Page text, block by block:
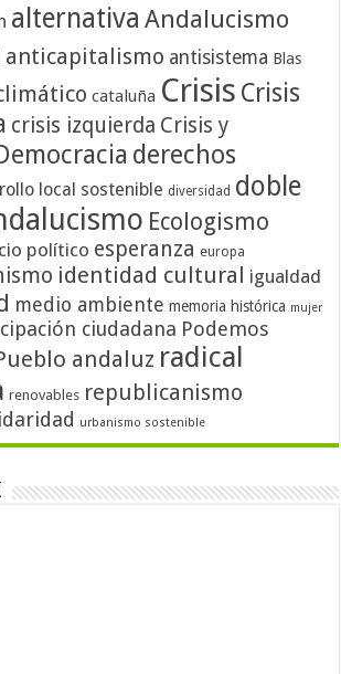
alternativa Andalucismo
anticapitalismo antisistema Blas
cataluña Crisis Crisis
crisis izquierda Crisis y
derechos
local sostenible diversidad doble
Ecologismo
político esperanza europa
identidad cultural igualdad
medio ambiente memoria histórica mujer
ciudadana Podemos
andaluz radical
renovables republicanismo
urbanismo sostenible